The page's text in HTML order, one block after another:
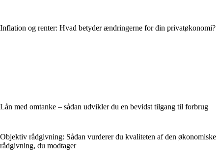
Inflation og renter: Hvad betyder ændringerne for din privatøkonomi?
Lån med omtanke – sådan udvikler du en bevidst tilgang til forbrug
Objektiv rådgivning: Sådan vurderer du kvaliteten af den økonomiske
rådgivning, du modtager